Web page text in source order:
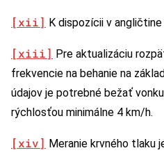
[xii] K dispozícii v angličtine
[xiii] Pre aktualizáciu
frekvencie na behanie na
údajov je potrebné bežať
rýchlosťou minimálne 4 km/h.
[xiv] Meranie krvného tlaku